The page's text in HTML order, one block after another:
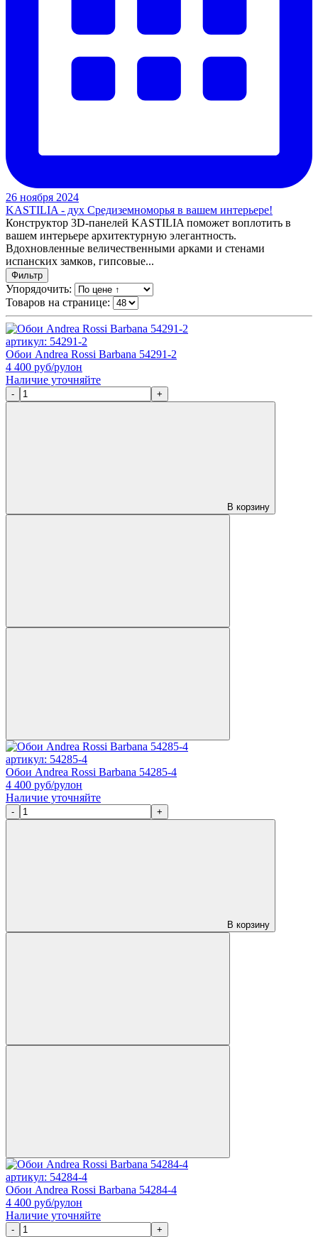
26 ноября 2024
KASTILIA - дух Средиземноморья в вашем интерьере!
Конструктор 3D-панелей KASTILIA поможет воплотить в
вашем интерьере архитектурную элегантность.
Вдохновленные величественными арками и стенами
испанских замков, гипсовые...
Фильтр
Упорядочить:
Товаров на странице:
артикул: 54291-2
Обои Andrea Rossi Barbana 54291-2
4 400 руб/рулон
Наличие уточняйте
- +
В корзину
артикул: 54285-4
Обои Andrea Rossi Barbana 54285-4
4 400 руб/рулон
Наличие уточняйте
- +
В корзину
артикул: 54284-4
Обои Andrea Rossi Barbana 54284-4
4 400 руб/рулон
Наличие уточняйте
- +